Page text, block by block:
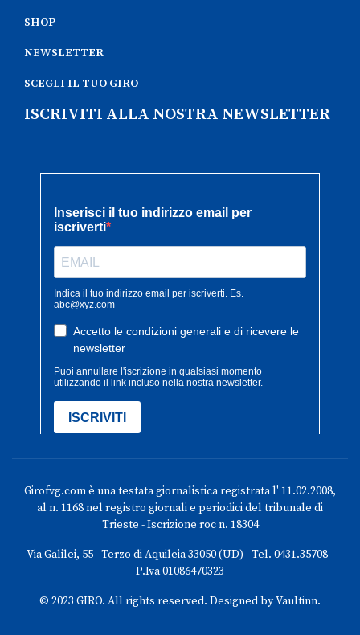
SHOP
NEWSLETTER
SCEGLI IL TUO GIRO
ISCRIVITI ALLA NOSTRA NEWSLETTER
Girofvg.com è una testata giornalistica registrata l' 11.02.2008,
al n. 1168 nel registro giornali e periodici del tribunale di
Trieste - Iscrizione roc n. 18304
Via Galilei, 55 - Terzo di Aquileia 33050 (UD) - Tel. 0431.35708 -
P.Iva 01086470323
© 2023 GIRO. All rights reserved. Designed by Vaultinn.